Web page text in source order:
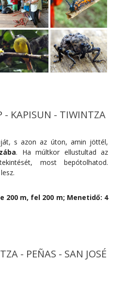
- KAPISUN - TIWINTZA
s azon az úton, amin jöttél,
. Ha múltkor ellustultad az
most bepótolhatod.
200 m, fel 200 m; Menetidő: 4
- PEÑAS - SAN JOSÉ